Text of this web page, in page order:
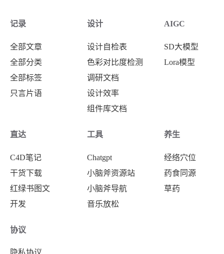
记录
全部文章
全部分类
全部标签
只言片语
设计
设计自检表
色彩对比度检测
调研文档
设计效率
组件库文档
AIGC
SD大模型
Lora模型
直达
C4D笔记
干货下载
红绿书图文
开发
工具
Chatgpt
小脑斧资源站
小脑斧导航
音乐放松
养生
经络穴位
药食同源
草药
协议